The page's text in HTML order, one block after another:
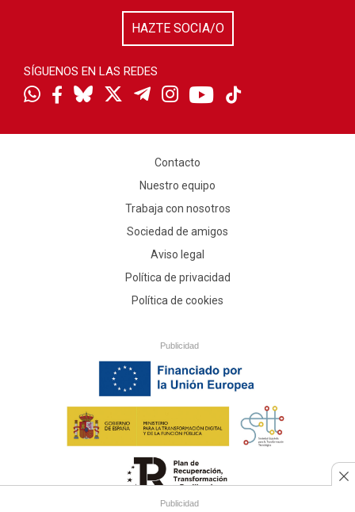
Publicidad
HAZTE SOCIA/O
SÍGUENOS EN LAS REDES
Contacto
Nuestro equipo
Trabaja con nosotros
Sociedad de amigos
Aviso legal
Política de privacidad
Política de cookies
Publicidad